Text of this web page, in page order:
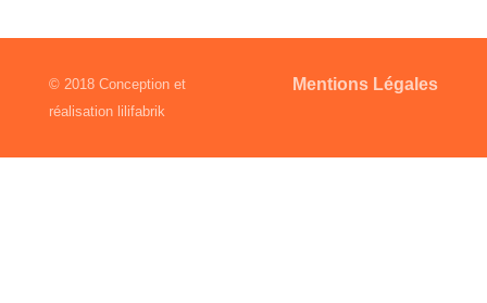
© 2018 Conception et
réalisation lilifabrik
Mentions Légales